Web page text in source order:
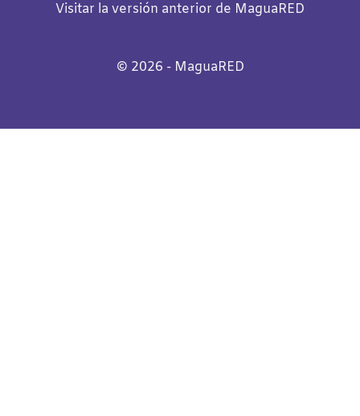
Visitar la versión anterior de MaguaRED
©️ 2026 - MaguaRED